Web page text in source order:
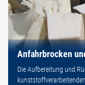
Anfahrbrocken
Die Aufbereitung und